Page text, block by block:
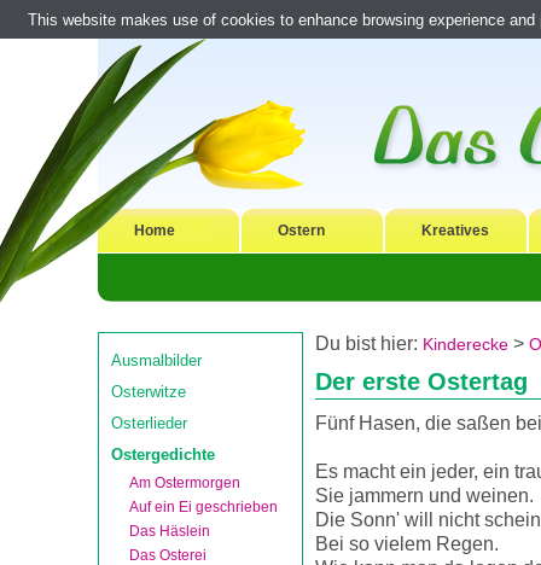
Home Ostern Kreatives
Ausmalbilder
Osterwitze
Osterlieder
Ostergedichte
Am Ostermorgen
Auf ein Ei geschrieben
Das Häslein
Das Osterei
Du bist hier: Kinderecke >
Der erste Ostertag
Fünf Hasen, die saßen
Es macht ein jeder, ein
Sie jammern und weinen.
Die Sonn' will nicht
Bei so vielem Regen.
This website makes use of cookies to enhance browsing experience